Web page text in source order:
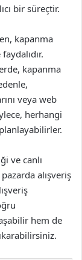
bir süreçtir.
kapanma
kapanma
veya web
herhangi
ve canlı
alışveriş
hem de